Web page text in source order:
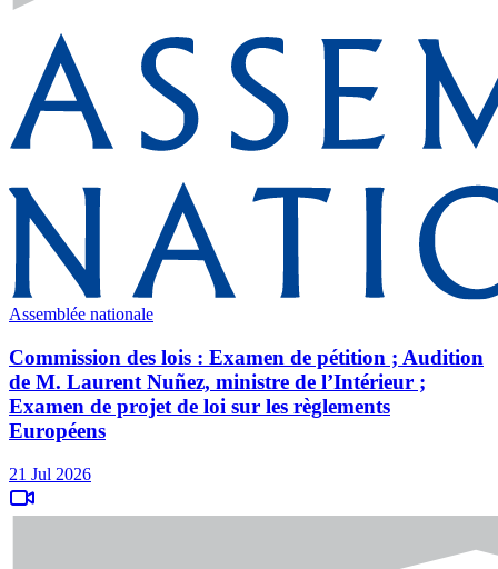
Assemblée nationale
Commission des lois : Examen de pétition ; Audition
de M. Laurent Nuñez, ministre de l’Intérieur ;
Examen de projet de loi sur les règlements
Européens
21 Jul 2026